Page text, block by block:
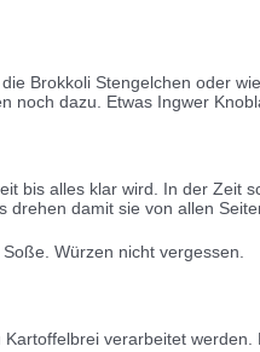
Brokkoli Stengelchen oder
dazu. Etwas Ingwer
bis alles klar wird. In der Zeit
damit sie von allen
Würzen nicht vergessen.
verarbeitet